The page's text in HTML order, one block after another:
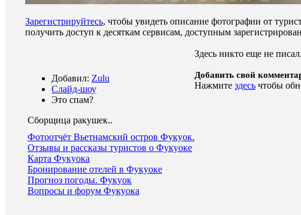
Зарегистрируйтесь, чтобы увидеть описание фотографии от
получить доступ к десяткам сервисам, доступным
Добавил: Zulu
Слайд-шоу
Это спам?
Сборщица ракушек..
Фотоотчёт Вьетнамский остров Фукуок.
Отзывы и рассказы туристов о Фукуоке
Карта Фукуока
Бронирование отелей в Фукуоке
Прогноз погоды. Фукуок
Вопросы и форум Фукуока
Здесь никто еще не
Добавить свой
Нажмите здесь чтобы